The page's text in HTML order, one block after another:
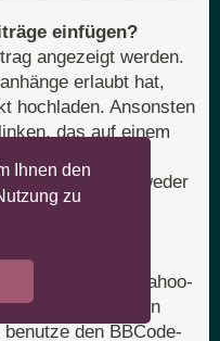
Ihnen den
zu
einfügen?
angezeigt werden.
erlaubt hat,
hochladen. Ansonsten
das auf einem
Sie können weder
eigenen PC
zugänglicher
nach einer
Hotmail- oder Yahoo-
geschützte Seiten
den BBCode-